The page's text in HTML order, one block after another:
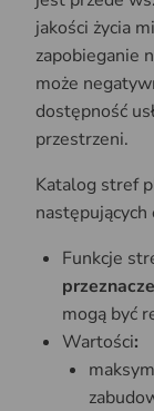
jakości życia
zapobieganie
może
dostępność
przestrzeni.
Katalog stref
Funkcje
mogą być
Wartości: